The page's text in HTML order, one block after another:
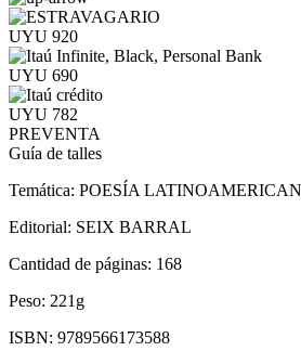
UYU 920
UYU 690
UYU 782
PREVENTA
Guía de talles
Temática: POESÍA
Editorial: SEIX BARRAL
Cantidad de páginas: 168
Peso: 221g
ISBN: 9789566173588